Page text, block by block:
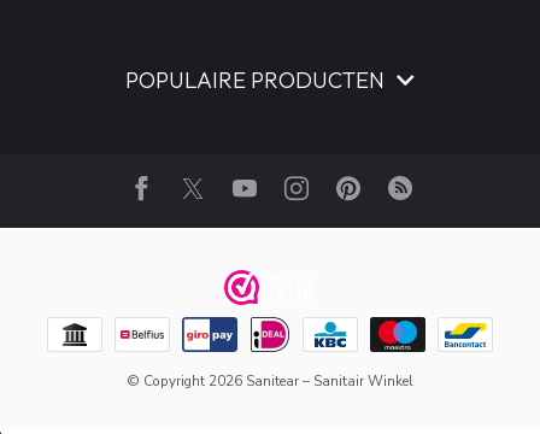
POPULAIRE PRODUCTEN
© Copyright 2026 Sanitear – Sanitair Winkel